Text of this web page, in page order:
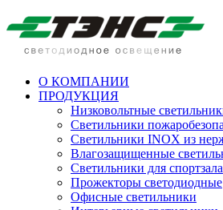
О КОМПАНИИ
ПРОДУКЦИЯ
Низковольтные
Cветильники
Светильники INOX из
Влагозащищенные
Светильники для спортзала
Прожекторы светодиодные
Офисные светильники